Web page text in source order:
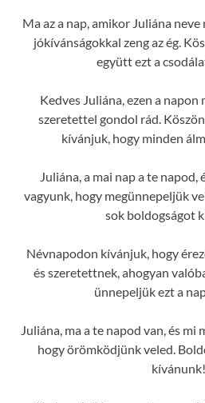
Ma az a nap, amikor Juliána
jókívánságokkal zeng az ég.
együtt ezt a
Kedves Juliána, ezen a
szeretettel gondol rád.
kívánjuk, hogy minden
Juliána, a mai nap a te
vagyunk, hogy megünnepeljük
sok boldogságot
Névnapodon kívánjuk, hogy
és szeretettnek, ahogyan
ünnepeljük ezt a
Juliána, ma a te napod van, és
hogy örömködjünk veled.
kívánunk!